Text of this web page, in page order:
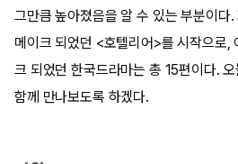
그만큼 높아졌음을 알 수 있는 부분이
메이크 되었던 <호텔리어>를 시작으로,
크 되었던 한국드라마는 총 15편이다.
함께 만나보도록 하겠다.